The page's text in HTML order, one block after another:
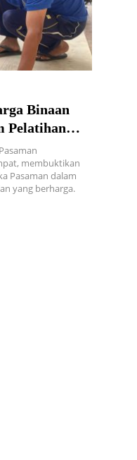
Binaan
Pelatihan
membuktikan
Pasaman dalam
yang berharga.